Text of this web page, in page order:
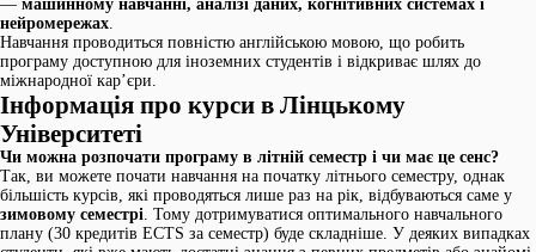
— машинному навчанні, аналізі даних, когнітивних системах і
нейромережах.
Навчання проводиться повністю англійською мовою, що робить
програму доступною для іноземних студентів і відкриває шлях до
міжнародної кар’єри.
Інформація про курси в Лінцькому
Університеті
Чи можна розпочати програму в літній семестр і чи має це сенс?
Так, ви можете почати навчання на початку літнього семестру, однак
більшість курсів, які проводяться лише раз на рік, відбуваються саме у
зимовому семестрі. Тому дотримуватися оптимального навчального
плану (30 кредитів ECTS за семестр) буде складніше. У деяких випадках